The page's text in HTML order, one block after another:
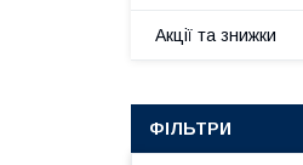
Акції та знижки
ФІЛЬТРИ